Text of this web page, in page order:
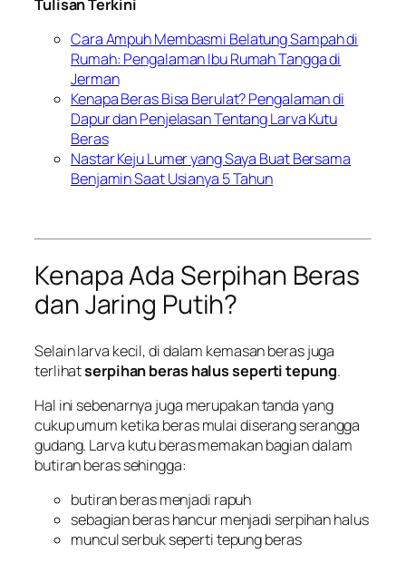
Tulisan Terkini
Cara Ampuh Membasmi Belatung Sampah di
Rumah: Pengalaman Ibu Rumah Tangga di
Jerman
Kenapa Beras Bisa Berulat? Pengalaman di
Dapur dan Penjelasan Tentang Larva Kutu
Beras
Nastar Keju Lumer yang Saya Buat Bersama
Benjamin Saat Usianya 5 Tahun
Kenapa Ada Serpihan Beras
dan Jaring Putih?
Selain larva kecil, di dalam kemasan beras juga
terlihatserpihan beras halus seperti tepung.
Hal ini sebenarnya juga merupakan tanda yang
cukup umum ketika beras mulai diserang serangga
gudang. Larva kutu beras memakan bagian dalam
butiran beras sehingga:
butiran beras menjadi rapuh
sebagian beras hancur menjadi serpihan halus
muncul serbuk seperti tepung beras